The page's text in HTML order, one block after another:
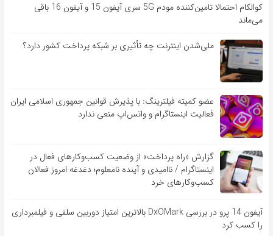
کوالکام احتمالا تامین‌کننده مودم 5G سری آیفون 15 و آیفون 16 باقی
می‌ماند
ملی‌شدن اینترنت چه تأثیری بر شبکه پرداخت کشور دارد؟
عضو کمیته فیلترینگ: با پذیرش قوانین جمهوری اسلامی ایران
فعالیت اینستاگرام و واتس‌اپ منعی ندارد
گزارش «راه پرداخت» از وضعیت کسب‌وکارهای فعال در
اینستاگرام / ناامیدی و آینده نامعلوم؛ دغدغه امروز فعالان
کسب‌وکارهای خرد
آیفون 14 پرو در بررسی DxOMark بالاترین امتیاز دوربین سلفی و فیلمبرداری
را کسب کرد